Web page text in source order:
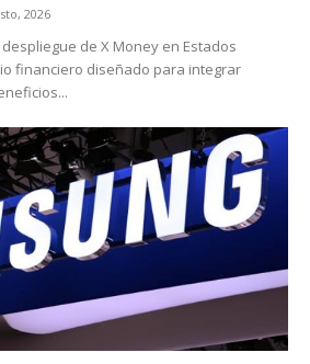
2026
de X Money en Estados
financiero diseñado para integrar